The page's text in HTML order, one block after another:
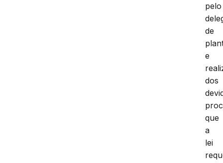
pelo
de
e
dos
que
a
lei